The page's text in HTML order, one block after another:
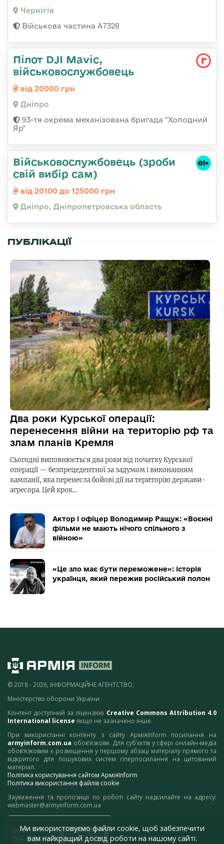
Чернігів
Військова частина А7328
Пілот DJI Mavic,
військовослужбовець
від 20000 грн
Дніпро
93-тя окрема механізована бригада "Холодний
Яр"
Військовослужбовець (зроби
свій вибір сам)
від 20100 до 125000 грн
Дніпро, Дніпропетровська область
ПУБЛІКАЦІЇ
Два роки Курської операції:
перенесення війни на територію рф та
злам планів Кремля
Сьогодні виповнюється два роки від початку Курської
операції — безпрецедентної за задумом і виконанням
кампанії, яка перенесла бойові дії на територію держави-
агресора. Цей крок…
Актор і офіцер Володимир Ращук: «Воєнні
фільми не мають нічого спільного з
війною»
«Це зло має бути переможене»: історія
українця, який пережив російський полон
© 2018 - 2026, ІНФОРМАЦІЙНЕ АГЕНТСТВО,
Міністерство оборони України
Контент доступний за ліцензією Creative Commons Attribution 4.0
International license якщо не зазначено інше.
При використанні контенту з сайту АрміяInform посилання на
armyinform.com.ua обов’язкове. Для суб’єктів у сфері онлайн-медіа
обов’язковим є розміщення у першому абзаці матеріалу прямого та
відкритого для пошукових систем гіперпосилання на цитований
матеріал.
Політика користування сайтом АрміяInform
Політика використання файлів cookie
Зауваження та пропозиції по роботі сайту надсилайте на адресу:
webmaster@armyinform.com.ua
Ми використовуємо файли cookie, щоб забезпечити
вам найкращий досвід роботи на нашому сайті.